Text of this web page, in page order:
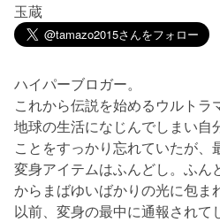
玉蔵
ハイパーブロガー。
これから伝説を始めるウルトラ
地球の生活になじんでしまい自
ことをすっかり忘れていたが、
変身アイテムはふんどし。ふん
からまばゆいばかりの光に包ま
以前、変身の最中に通報されて